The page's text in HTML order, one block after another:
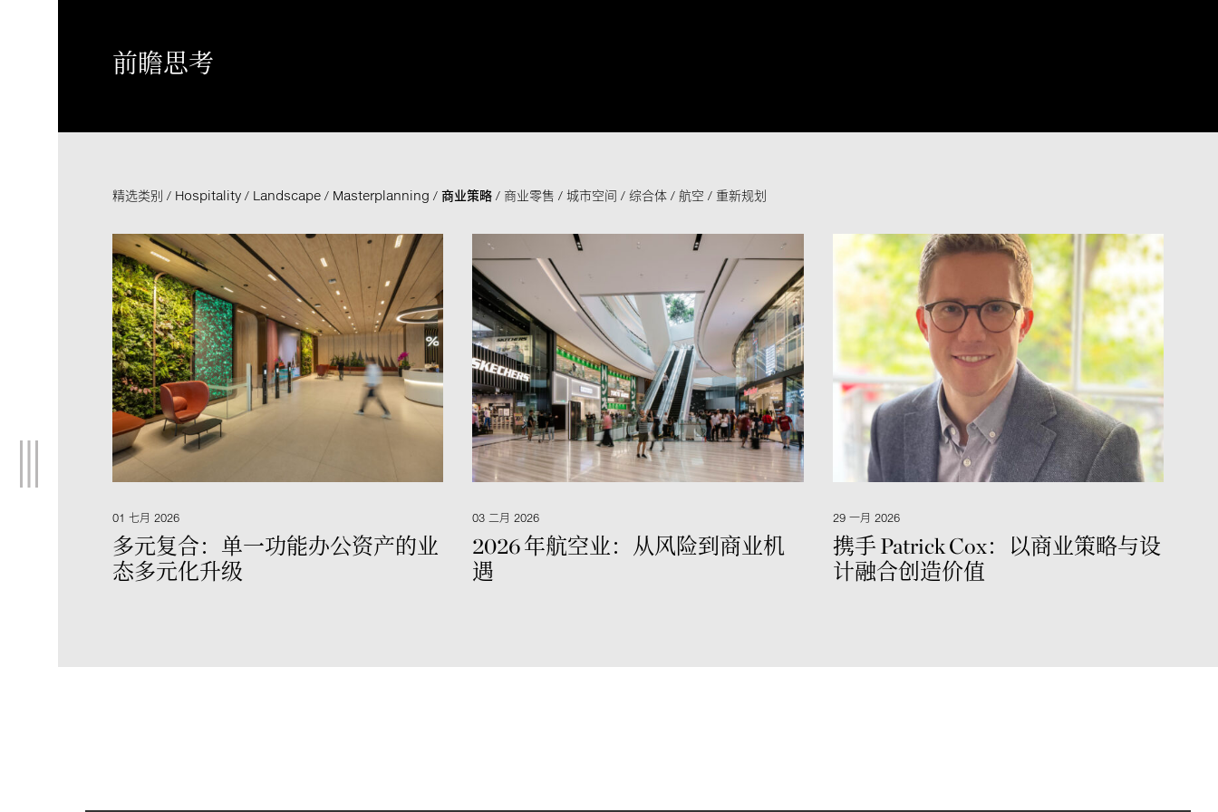
前瞻思考
精选类别 Hospitality Landscape Masterplanning 商业策略 商业零售 城市空间 综合体 航空 重新规划
01 七月 2026
多元复合：单一功能办公资产的业
态多元化升级
03 二月 2026
2026 年航空业：从风险到商业机
遇
29 一月 2026
携手 Patrick Cox：以商业策略与设
计融合创造价值